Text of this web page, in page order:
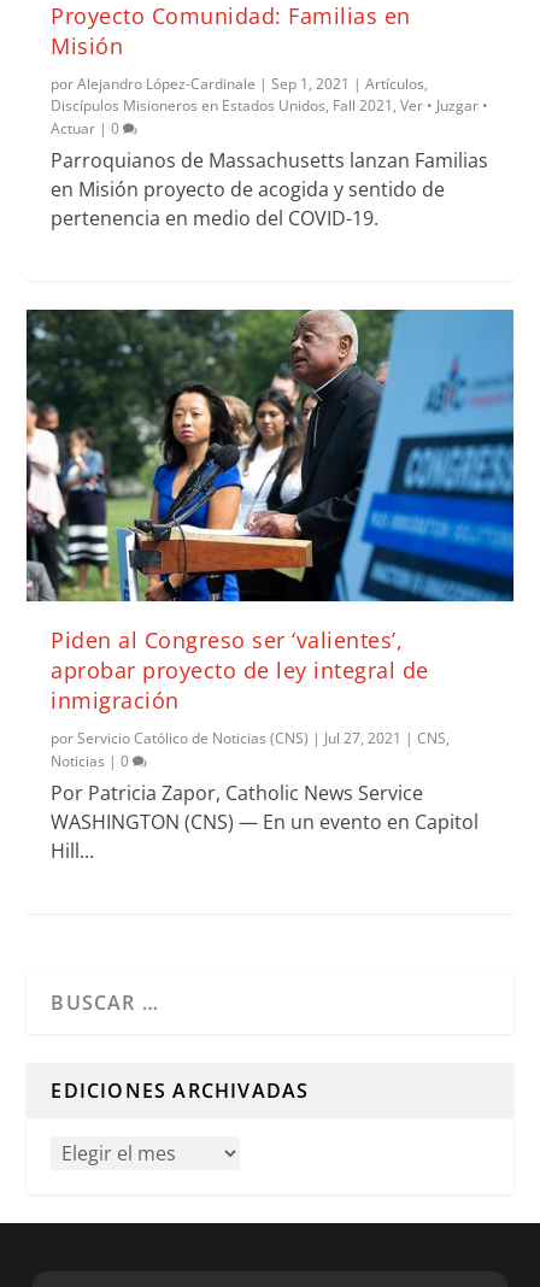
Proyecto Comunidad: Familias en
Misión
porAlejandro López-Cardinale |Sep 1, 2021 |Artículos,
Discípulos Misioneros en Estados Unidos, Fall 2021,Ver • Juzgar •
Actuar |0
Parroquianos de Massachusetts lanzan Familias
en Misión proyecto de acogida y sentido de
pertenencia en medio del COVID-19.
Piden al Congreso ser ‘valientes’,
aprobar proyecto de ley integral de
inmigración
porServicio Católico de Noticias (CNS) | Jul 27, 2021 |CNS,
Noticias |0
Por Patricia Zapor, Catholic News Service
WASHINGTON (CNS) — En un evento en Capitol
Hill...
EDICIONES ARCHIVADAS